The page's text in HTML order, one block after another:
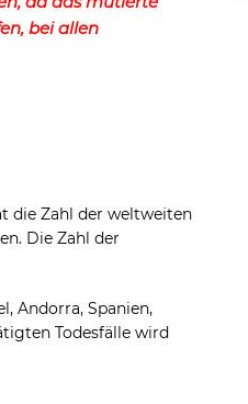
bei allen
die Zahl der weltweiten
Die Zahl der
Andorra, Spanien,
Todesfälle wird